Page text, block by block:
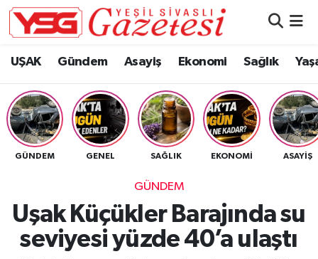
UŞAK Gündem Asayiş Ekonomi Sağlık
GÜNDEM GENEL SAĞLIK EKONOMI ASAYIŞ
GÜNDEM
Uşak Küçükler Barajında su
seviyesi yüzde 40’a ulaştı
Hava Durumu
Namaz Vakitleri
Trafik Durumu
Tüm Manşetler